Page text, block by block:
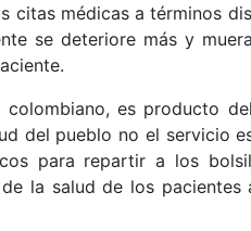
citas médicas a términos
se deteriore más y
es producto
del pueblo no el servicio
para repartir a los
la salud de los pacientes